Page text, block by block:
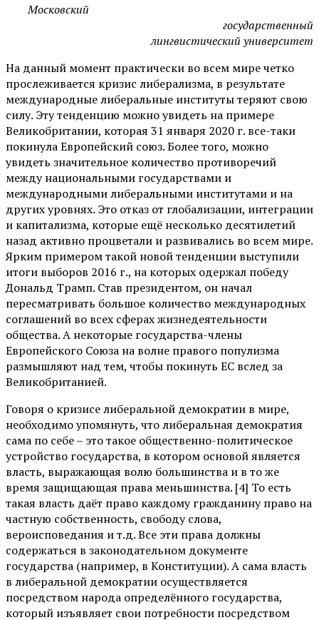
Московский
государственный
лингвистический университет
На данный момент практически во всем мире четко
прослеживается кризис либерализма, в результате
международные либеральные институты теряют свою
силу. Эту тенденцию можно увидеть на примере
Великобритании, которая 31 января 2020 г. все-таки
покинула Европейский союз. Более того, можно
увидеть значительное количество противоречий
между национальными государствами и
международными либеральными институтами и на
других уровнях. Это отказ от глобализации, интеграции
и капитализма, которые ещё несколько десятилетий
назад активно процветали и развивались во всем мире.
Ярким примером такой новой тенденции выступили
итоги выборов 2016 г., на которых одержал победу
Дональд Трамп. Став президентом, он начал
пересматривать большое количество международных
соглашений во всех сферах жизнедеятельности
общества. А некоторые государства-члены
Европейского Союза на волне правого популизма
размышляют над тем, чтобы покинуть ЕС вслед за
Великобританией.
Говоря о кризисе либеральной демократии в мире,
необходимо упомянуть, что либеральная демократия
сама по себе – это такое общественно-политическое
устройство государства, в котором основой является
власть, выражающая волю большинства и в то же
время защищающая права меньшинства. [4] То есть
такая власть даёт право каждому гражданину право на
частную собственность, свободу слова,
вероисповедания и т.д. Все эти права должны
содержаться в законодательном документе
государства (например, в Конституции). А сама власть
в либеральной демократии осуществляется
посредством народа определённого государства,
который изъявляет свои потребности посредством